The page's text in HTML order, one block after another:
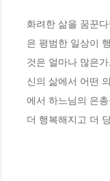
화려한 삶을 꿈꾼
은 평범한 일상이
것은 얼마나 많은
신의 삶에서 어떤
에서 하느님의 은
더 행복해지고 더